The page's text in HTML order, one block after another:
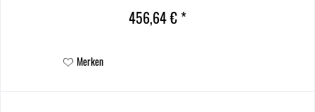
456,64 € *
Merken